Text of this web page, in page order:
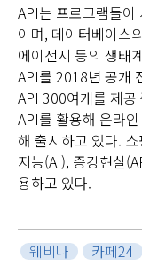
API는 프로그램들이
이며, 데이터베이스
에이전시 등의 생태
API를 2018년 공개
API 300여개를 제
API를 활용해 온라
해 출시하고 있다.
지능(AI), 증강현실
용하고 있다.
웨비나 카페24